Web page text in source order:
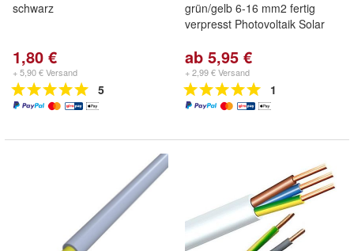
schwarz
1,80 €
+ 5,90 € Versand
5
grün/gelb 6-16 mm2 fertig
verpresst Photovoltaik Solar
ab 5,95 €
+ 2,99 € Versand
1